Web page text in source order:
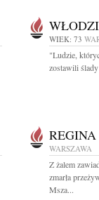
WIEK: 73
"Ludzie,
zostawili
WARSZAWA
Z żalem
zmarła
Msza...